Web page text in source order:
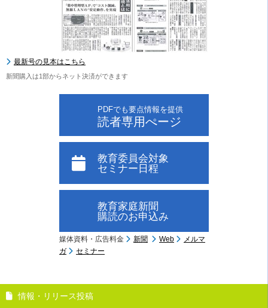
最新号の見本はこちら
新聞購入は1部からネット決済ができます
PDFでも要点情報を提供
読者専用ぺージ
教育委員会対象
セミナー日程
教育家庭新聞
購読のお申込み
媒体資料・広告料金 新聞 Web
メルマ
ガ
セミナー
情報・リリース投稿